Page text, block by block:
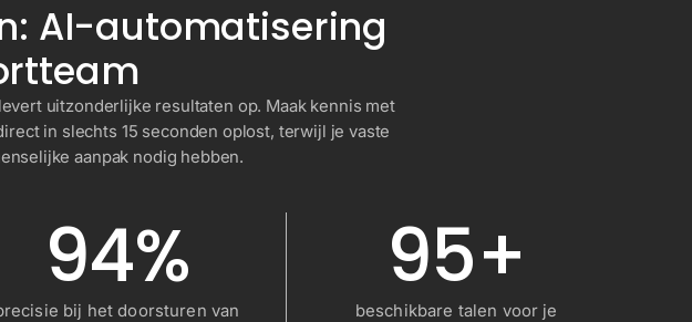
AI-automatisering
uitzonderlijke resultaten op. Maak kennis met
in slechts 15 seconden oplost, terwijl je vaste
aanpak nodig hebben.
94%
bij het doorsturen van
95+
beschikbare talen voor je